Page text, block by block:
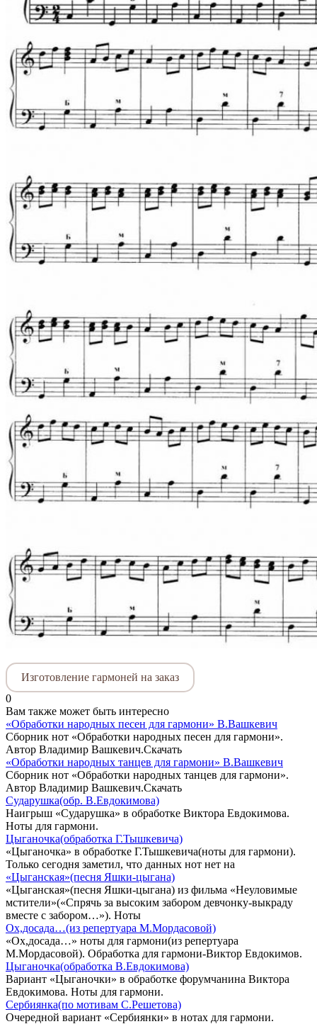
Изготовление гармоней на заказ
0
Вам также может быть интересно
«Обработки народных песен для гармони» В.Вашкевич
Сборник нот «Обработки народных песен для гармони».
Автор Владимир Вашкевич.Скачать
«Обработки народных танцев для гармони» В.Вашкевич
Сборник нот «Обработки народных танцев для гармони».
Автор Владимир Вашкевич.Скачать
Сударушка(обр. В.Евдокимова)
Наигрыш «Сударушка» в обработке Виктора Евдокимова.
Ноты для гармони.
Цыганочка(обработка Г.Тышкевича)
«Цыганочка» в обработке Г.Тышкевича(ноты для гармони).
Только сегодня заметил, что данных нот нет на
«Цыганская»(песня Яшки-цыгана)
«Цыганская»(песня Яшки-цыгана) из фильма «Неуловимые
мстители»(«Спрячь за высоким забором девчонку-выкраду
вместе с забором…»). Ноты
Ох,досада…(из репертуара М.Мордасовой)
«Ох,досада…» ноты для гармони(из репертуара
М.Мордасовой). Обработка для гармони-Виктор Евдокимов.
Цыганочка(обработка В.Евдокимова)
Вариант «Цыганочки» в обработке форумчанина Виктора
Евдокимова. Ноты для гармони.
Сербиянка(по мотивам С.Решетова)
Очередной вариант «Сербиянки» в нотах для гармони.